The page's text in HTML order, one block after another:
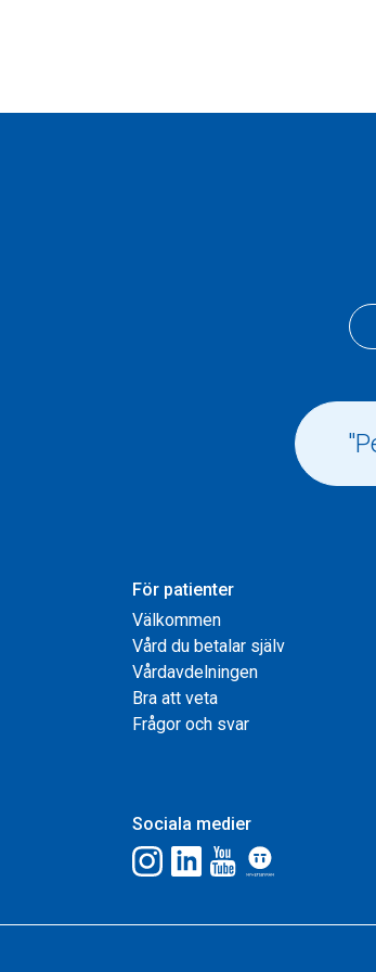
För patienter
Välkommen
Vård du betalar själv
Vårdavdelningen
Bra att veta
Frågor och svar
Sociala medier